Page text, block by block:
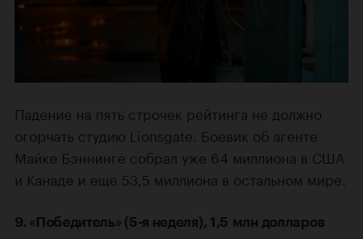
Падение на пять строчек рейтинга не должно
огорчать студию Lionsgate. Боевик об агенте
Майке Бэннинге собрал уже 64 миллиона в США
и Канаде и еще 53,5 миллиона в остальном мире.
9. «Победитель» (5-я неделя), 1,5 млн долларов